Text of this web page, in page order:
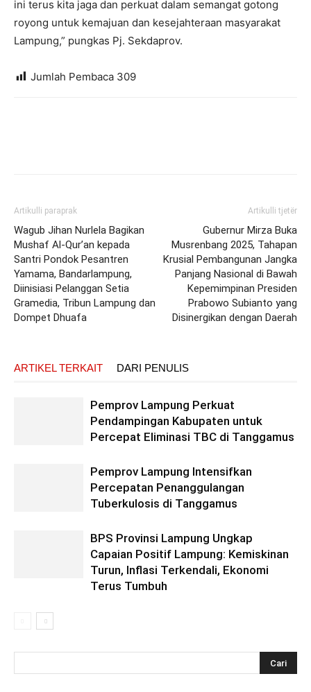
ini terus kita jaga dan perkuat dalam semangat gotong
royong untuk kemajuan dan kesejahteraan masyarakat
Lampung,” pungkas Pj. Sekdaprov.
Jumlah Pembaca 309
Artikulli paraprak
Wagub Jihan Nurlela Bagikan
Mushaf Al-Qur’an kepada
Santri Pondok Pesantren
Yamama, Bandarlampung,
Diinisiasi Pelanggan Setia
Gramedia, Tribun Lampung dan
Dompet Dhuafa
Artikulli tjetër
Gubernur Mirza Buka
Musrenbang 2025, Tahapan
Krusial Pembangunan Jangka
Panjang Nasional di Bawah
Kepemimpinan Presiden
Prabowo Subianto yang
Disinergikan dengan Daerah
ARTIKEL TERKAIT DARI PENULIS
Pemprov Lampung Perkuat
Pendampingan Kabupaten untuk
Percepat Eliminasi TBC di Tanggamus
Pemprov Lampung Intensifkan
Percepatan Penanggulangan
Tuberkulosis di Tanggamus
BPS Provinsi Lampung Ungkap
Capaian Positif Lampung: Kemiskinan
Turun, Inflasi Terkendali, Ekonomi
Terus Tumbuh